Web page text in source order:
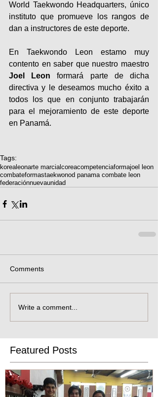
World Taekwondo Headquarters, único
instituto que promueve los rangos de
dan a instructores de este deporte.
En Taekwondo Leon estamo muy
Joel Leon formará parte de dicha
directiva y le deseamos mucho éxito a
todos los que en conjunto trabajarán
para el mejoramiento de este deporte
en Panamá.
Tags:
korea leonarte marcialcoreacompetenciaformajoel leon
combateformastaekwonod panama combate leon
federaciónnuevaunidad
Comments
Write a comment...
Featured Posts